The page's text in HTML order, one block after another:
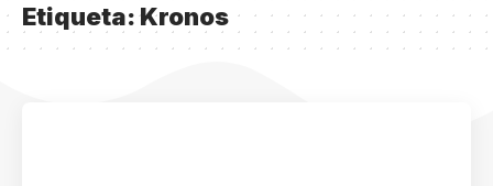
Etiqueta:Kronos